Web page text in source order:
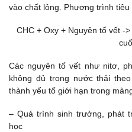
vào chất lỏng. Phương trình tiêu
CHC + Oxy + Nguyên tố vết -
Các nguyên tố vết như nitơ,
không đủ trong nước thải
thành yếu tố giới hạn trong
– Quá trình sinh trưởng, phát
học